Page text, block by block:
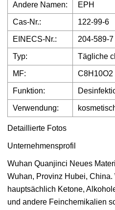
Andere Namen: EPH
Cas-Nr.: 122-99-6
EINECS-Nr.: 204-589-7
Typ: Tägliche
MF: C8H10O2
Funktion:
Verwendung:
Detaillierte Fotos
Unternehmensprofil
Wuhan Quanjinci Neues
Wuhan, Provinz Hubei, China.
hauptsächlich Ketone,
und andere Feinchemikalien